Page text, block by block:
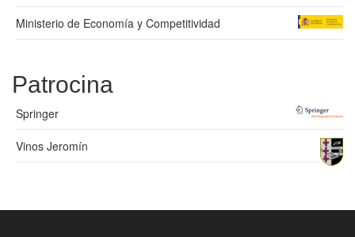
Ministerio de Economía y Competitividad
Patrocina
Springer
Vinos Jeromín